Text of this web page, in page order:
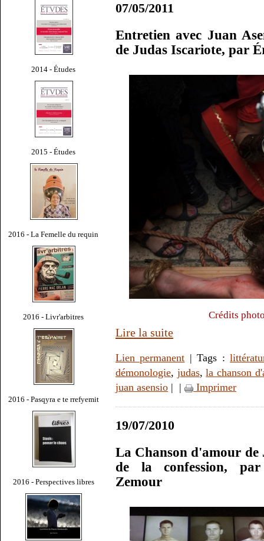
2014 - Études
2015 - Études
2016 - La Femelle du requin
2016 - Livr'arbitres
2016 - Pasqyra e te rrefyemit
2016 - Perspectives libres
07/05/2011
Entretien avec Juan
de Judas Iscariote, par
Crédits
Lire la suite
Lien permanent | Tags :
démonologie, judas,la chanson
juan asensio | | Imprimer
19/07/2010
La Chanson d'amour de
de la confession, par
Zemour